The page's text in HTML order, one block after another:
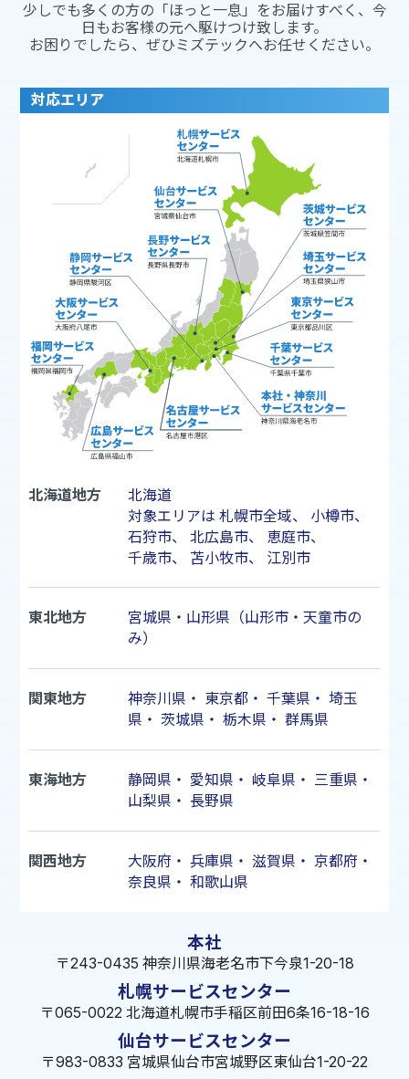
少しでも多くの方の「ほっと一息」をお届けすべく、今
日もお客様の元へ駆けつけ致します。
お困りでしたら、ぜひミズテックへお任せください。
対応エリア
北海道地方
北海道
対象エリアは 札幌市全域、 小樽市、
石狩市、 北広島市、 恵庭市、
千歳市、 苫小牧市、 江別市
東北地方
宮城県・山形県（山形市・天童市の
み）
関東地方 神奈川県 ・ 東京都・ 千葉県 ・ 埼玉
県 ・ 茨城県 ・ 栃木県 ・ 群馬県
東海地方 静岡県 ・ 愛知県 ・ 岐阜県 ・ 三重県 ・
山梨県 ・ 長野県
関西地方 大阪府 ・ 兵庫県 ・ 滋賀県 ・ 京都府 ・
奈良県 ・ 和歌山県
本社
〒243-0435 神奈川県海老名市下今泉1-20-18
札幌サービスセンター
〒065-0022 北海道札幌市手稲区前田6条16-18-16
仙台サービスセンター
〒983-0833 宮城県仙台市宮城野区東仙台1-20-22